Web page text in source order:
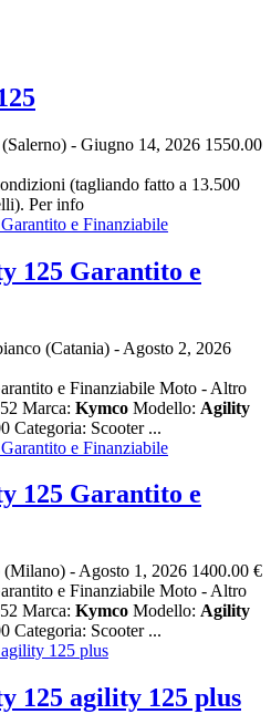
- Giugno 14, 2026 1550.00
(tagliando fatto a 13.500
Per info
125 Garantito e
(Catania) - Agosto 2, 2026
e Finanziabile Moto - Altro
Marca: Kymco Modello: Agility
Categoria: Scooter ...
125 Garantito e
(Milano) - Agosto 1, 2026 1400.00 €
e Finanziabile Moto - Altro
Marca: Kymco Modello: Agility
Categoria: Scooter ...
125 agility 125 plus